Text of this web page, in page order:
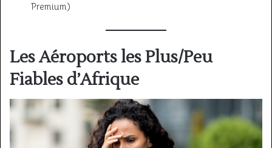
Premium)
Les Aéroports les Plus/Peu
Fiables d’Afrique